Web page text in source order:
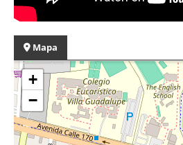
Mapa
+
−